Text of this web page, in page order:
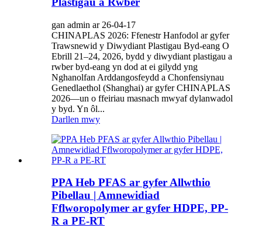
gan admin ar 26-04-17
CHINAPLAS 2026: Ffenestr Hanfodol ar gyfer
Trawsnewid y Diwydiant Plastigau Byd-eang O
Ebrill 21–24, 2026, bydd y diwydiant plastigau a
rwber byd-eang yn dod at ei gilydd yng
Nghanolfan Arddangosfeydd a Chonfensiynau
Genedlaethol (Shanghai) ar gyfer CHINAPLAS
2026—un o ffeiriau masnach mwyaf dylanwadol
y byd. Yn ôl...
Darllen mwy
PPA Heb PFAS ar gyfer Allwthio
Pibellau | Amnewidiad
Fflworopolymer ar gyfer HDPE, PP-
R a PE-RT